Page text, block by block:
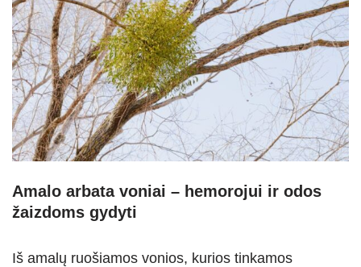
Amalo arbata voniai – hemorojui ir odos
žaizdoms gydyti
Iš amalų ruošiamos vonios, kurios tinkamos